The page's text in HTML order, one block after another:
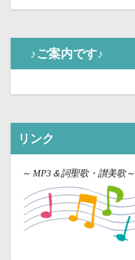
♪ご案内です♪
リンク
～ MP3＆詞聖歌・讃美歌～